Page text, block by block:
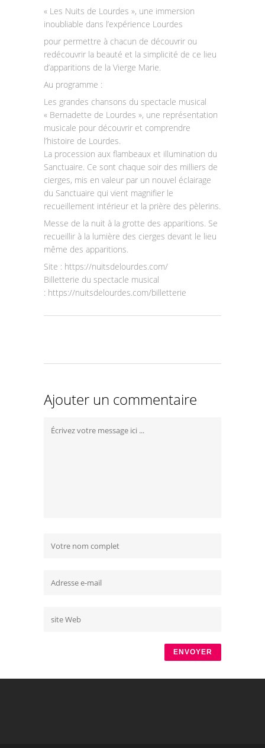
« Les Nuits de Lourdes », une immersion
inoubliable dans l’expérience Lourdes
pour permettre à chacun de découvrir ou
redécouvrir la beauté et la simplicité de ce lieu
d’apparitions de la Vierge Marie.
Au programme :
Les grandes chansons du spectacle musical
« Bernadette de Lourdes », une représentation
musicale pour découvrir et comprendre
l’histoire de Lourdes.
La procession aux flambeaux et illumination du
Sanctuaire. Ce sont chaque soir des milliers de
cierges, mis en valeur par un nouvel éclairage
du Sanctuaire qui vient magnifier le
recueillement intérieur et la prière des pèlerins.
Messe de la nuit à la grotte des apparitions. Se
recueillir à la lumière des cierges devant le lieu
même des apparitions.
Site : https://nuitsdelourdes.com/
Billetterie du spectacle musical
: https://nuitsdelourdes.com/billetterie
Ajouter un commentaire